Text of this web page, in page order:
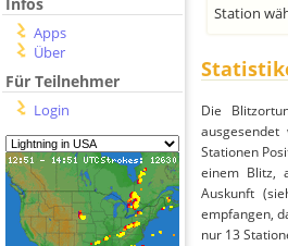
Apps
Über
Für Teilnehmer
Login
Station
Die
Stationen
einem Blitz,
Auskunft
empfangen,
nur 13